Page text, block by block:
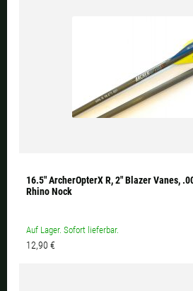
16.5" ArcherOpterX R, 2" Blazer Vanes,
Rhino Nock
Auf Lager. Sofort lieferbar.
12,90 €